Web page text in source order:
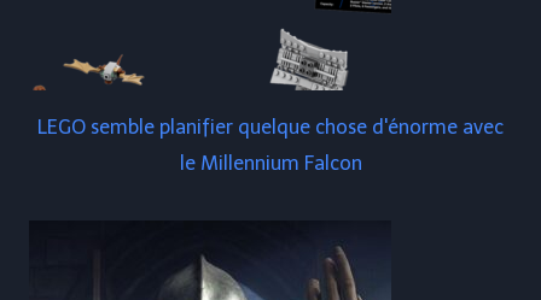
LEGO semble planifier quelque chose d'énorme avec
le Millennium Falcon